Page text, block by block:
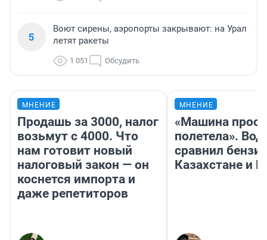
5
Воют сирены, аэропорты закрывают: на Урал
летят ракеты
1 051 Обсудить
МНЕНИЕ
Продашь за 3000, налог
возьмут с 4000. Что
нам готовит новый
налоговый закон — он
коснется импорта и
даже репетиторов
МНЕНИЕ
«Машина
полетела».
сравнил
Казахстане и